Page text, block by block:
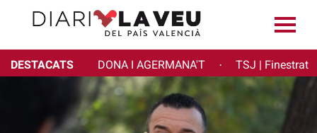
DESTACATS DONA I AGERMANA'T · TSJ | Finestrat